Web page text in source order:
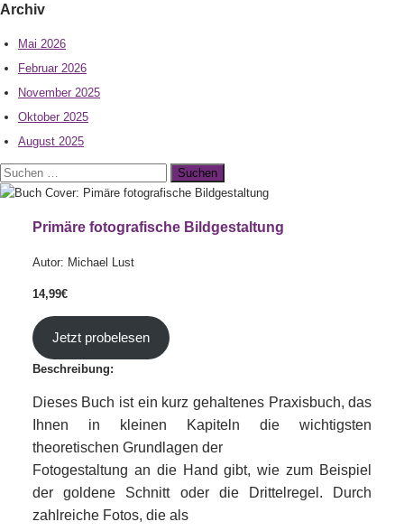
Archiv
Mai 2026
Februar 2026
November 2025
Oktober 2025
August 2025
Suchen
nach:
Primäre fotografische Bildgestaltung
Autor: Michael Lust
14,99€
Jetzt probelesen
Beschreibung:
Dieses Buch ist ein kurz gehaltenes Praxisbuch, das
Ihnen in kleinen Kapiteln die wichtigsten
theoretischen Grundlagen der
Fotogestaltung an die Hand gibt, wie zum Beispiel
der goldene Schnitt oder die Drittelregel. Durch
zahlreiche Fotos, die als